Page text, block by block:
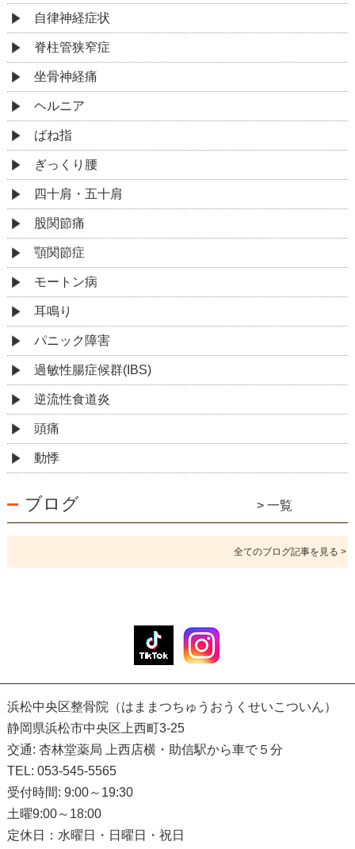
自律神経症状
脊柱管狭窄症
坐骨神経痛
ヘルニア
ばね指
ぎっくり腰
四十肩・五十肩
股関節痛
顎関節症
モートン病
耳鳴り
パニック障害
過敏性腸症候群(IBS)
逆流性食道炎
頭痛
動悸
ブログ > 一覧
全てのブログ記事を見る >
浜松中央区整骨院（はままつちゅうおうくせいこついん）
静岡県浜松市中央区上西町3-25
交通: 杏林堂薬局 上西店横・助信駅から車で５分
TEL: 053-545-5565
受付時間: 9:00～19:30
土曜9:00～18:00
定休日：水曜日・日曜日・祝日